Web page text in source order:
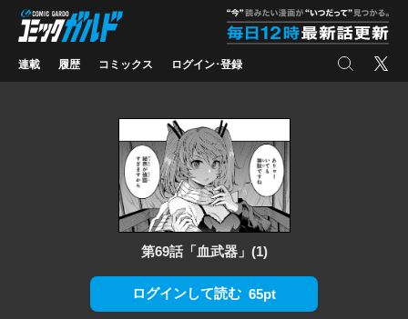
コミックガルド
連載 履歴 コミックス ログイン･登録 検索 X
第69話「血武器」(1)
ログインして読む 65pt